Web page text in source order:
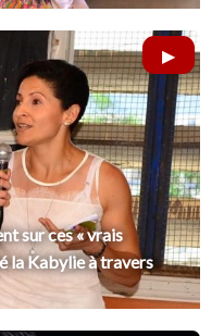
sur ces « vrais
la Kabylie à travers